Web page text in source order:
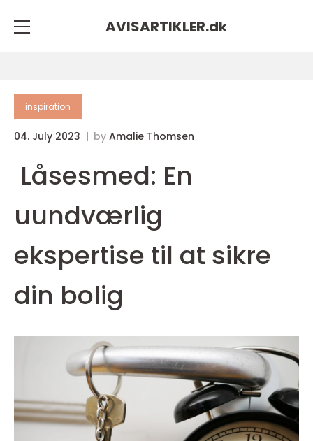
AVISARTIKLER.dk
inspiration
04. July 2023 by Amalie Thomsen
Låsesmed: En
uundværlig
ekspertise til at sikre
din bolig